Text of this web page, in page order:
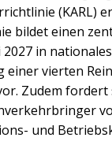
(KARL)
bildet einen
2027 in
einer vierten
Zudem
und